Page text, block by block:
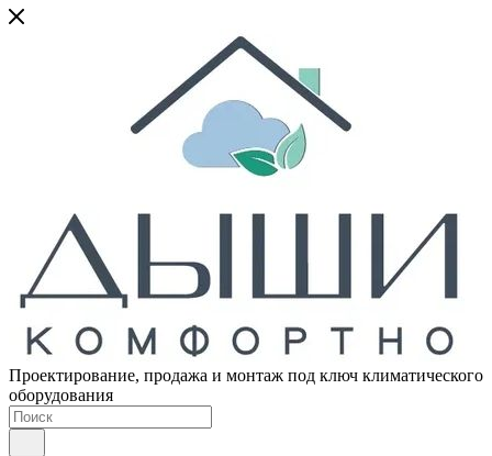
Проектирование, продажа и монтаж под ключ климатического
оборудования